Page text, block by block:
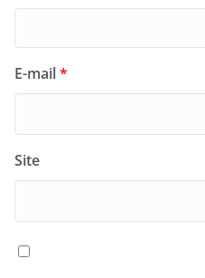
E-mail*
Site